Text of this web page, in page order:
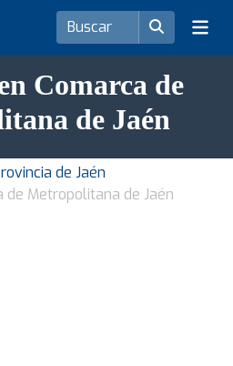
Comarca de
de Jaén
de Jaén
de Metropolitana de Jaén